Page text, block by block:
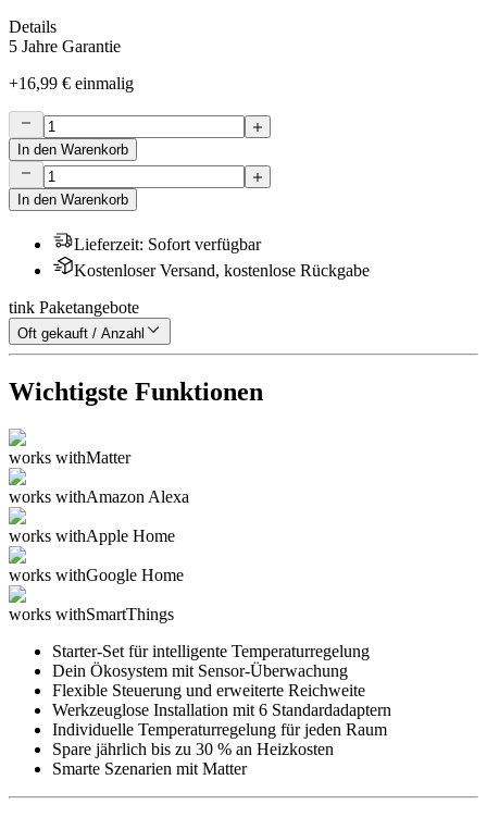
Details
5 Jahre Garantie
+16,99 € einmalig
In den Warenkorb
In den Warenkorb
Lieferzeit: Sofort verfügbar
Kostenloser Versand, kostenlose Rückgabe
tink Paketangebote
Oft gekauft / Anzahl
Wichtigste Funktionen
works withMatter
works withAmazon Alexa
works withApple Home
works withGoogle Home
works withSmartThings
Starter-Set für intelligente Temperaturregelung
Dein Ökosystem mit Sensor-Überwachung
Flexible Steuerung und erweiterte Reichweite
Werkzeuglose Installation mit 6 Standardadaptern
Individuelle Temperaturregelung für jeden Raum
Spare jährlich bis zu 30 % an Heizkosten
Smarte Szenarien mit Matter